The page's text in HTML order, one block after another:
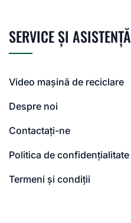
SERVICE ȘI ASISTENȚĂ
Video mașină de reciclare
Despre noi
Contactați-ne
Politica de confidențialitate
Termeni și condiții